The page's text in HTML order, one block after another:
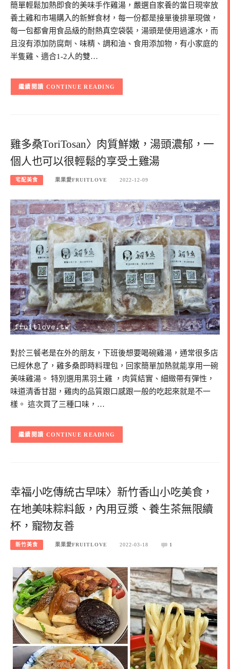
簡單輕鬆加熱即食的美味手作雞湯，嚴選自家養的當日現宰放
養土雞和市場購入的新鮮食材，每一份都是接單後排單現做，
每一包都會用食品級的耐熱真空袋裝，湯頭是使用過濾水，而
且沒有添加防腐劑、味精、調和油、食用添加物，有小家庭的
半隻雞、適合1-2人的雙…
CONTINUE READING
雞多桑ToriTosan〉肉質鮮嫩，湯頭濃郁，一
個人也可以很輕鬆的享受土雞湯
宅配美食 果果愛FRUITLOVE 2022-12-09
對於三餐老是在外的朋友，下班後想要喝碗雞湯，通常很多店
已經休息了，雞多桑即時料理包，回家簡單加熱就能享用一碗
美味雞湯。 特別選用黑羽土雞 ，肉質結實、細緻帶有彈性，
味道清香甘甜，雞肉的品質跟口感跟一般的吃起來就是不一
樣。 這次買了三種口味，…
CONTINUE READING
幸福小吃傳統古早味〉新竹香山小吃美食，
在地美味粽料飯，內用豆漿、養生茶無限續
杯，寵物友善
新竹美食 果果愛FRUITLOVE 2022-03-18 1